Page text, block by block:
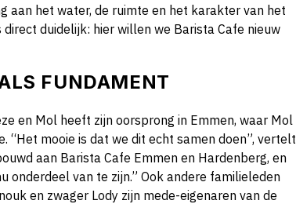
aan het water, de ruimte en het karakter van het
duidelijk: hier willen we Barista Cafe nieuw
FUNDAMENT
en Mol heeft zijn oorsprong in Emmen, waar Mol
“Het mooie is dat we dit echt samen doen”, vertelt
aan Barista Cafe Emmen en Hardenberg, en
onderdeel van te zijn.” Ook andere familieleden
en zwager Lody zijn mede-eigenaren van de